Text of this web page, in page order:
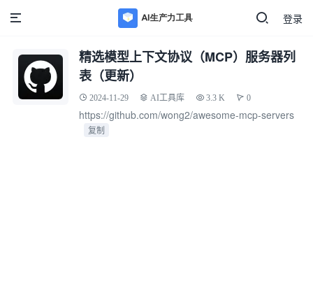
登录
精选模型上下文协议（MCP）服务器列
表（更新）
2024-11-29 AI工具库 3.3 K 0
https://github.com/wong2/awesome-mcp-servers
复制